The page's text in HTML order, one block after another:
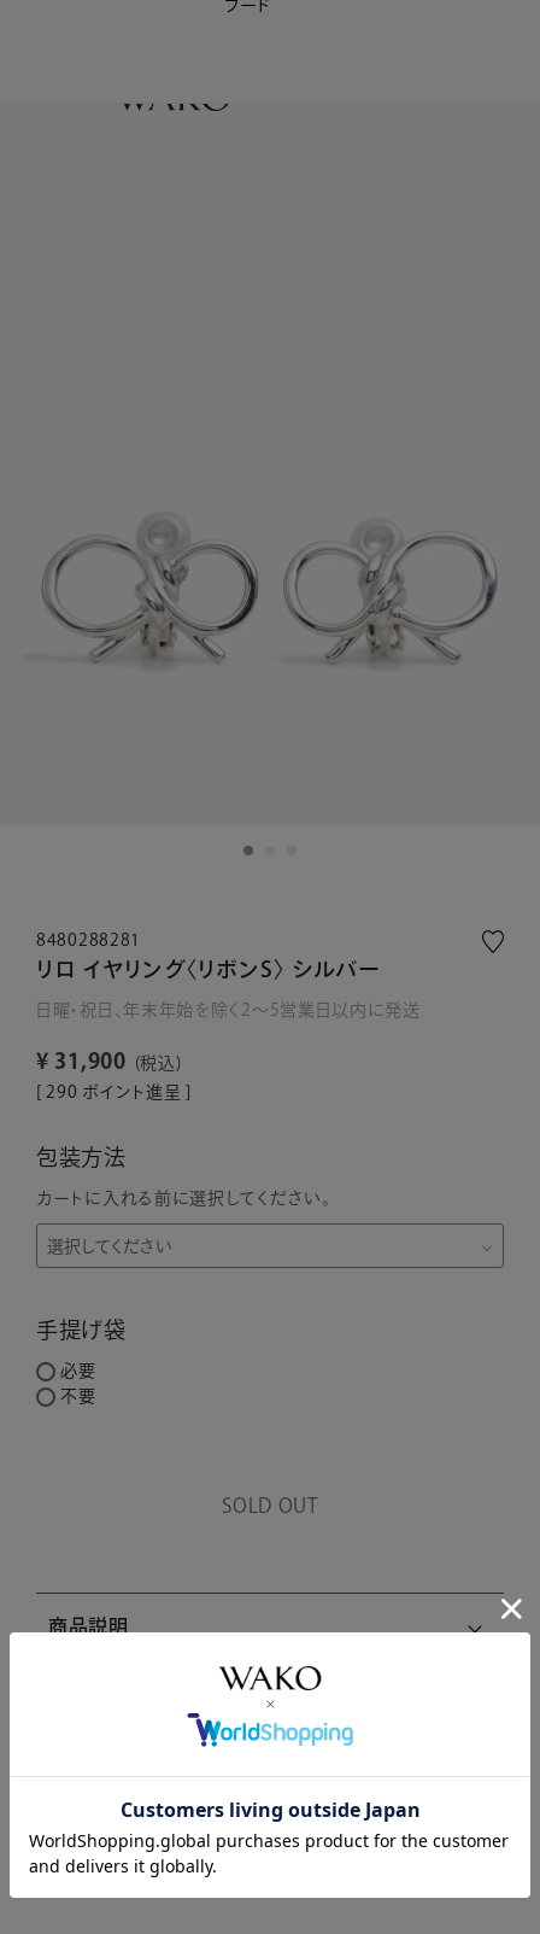
【会員様限定】夏のプレゼントキャンペーン開催中
フード
8480288281
リロ イヤリング〈リボンS〉 シルバー
日曜・祝日、年末年始を除く2～5営業日以内に発送
¥ 31,900
税込
290 ポイント進呈 ]
包装方法
カートに入れる前に選択してください。
手提げ袋
必要
不要
SOLD OUT
商品説明